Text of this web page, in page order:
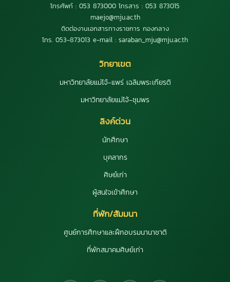
โทรศัพท์ : 053 873000 โทรสาร : 053 873015
maejo@mju.ac.th
ติดต่องานเอกสารทางราชการ กองกลาง
โทร. 053-873013 e-mail : saraban_mju@mju.ac.th
วิทยาเขต
มหาวิทยาลัยแม่โจ้-แพร่ เฉลิมพระเกียรติ
มหาวิทยาลัยแม่โจ้-ชุมพร
ลิงค์ด่วน
นักศึกษา
บุคลากร
ศิษย์เก่า
ผู้สนใจเข้าศึกษา
ที่พัก/สัมมนา
ศูนย์การศึกษาและฝึกอบรมนานาชาติ
ที่พักสมาคมศิษย์เก่า